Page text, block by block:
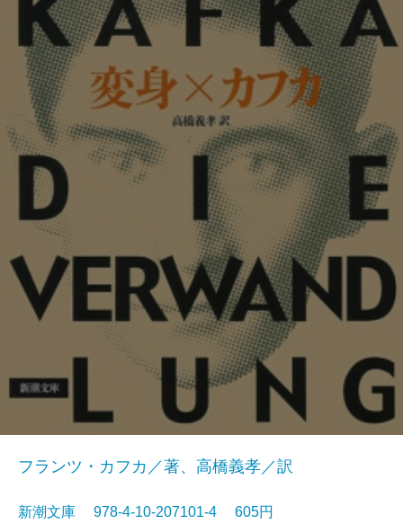
フランツ・カフカ／著、高橋義孝／訳
新潮文庫 978-4-10-207101-4 605円